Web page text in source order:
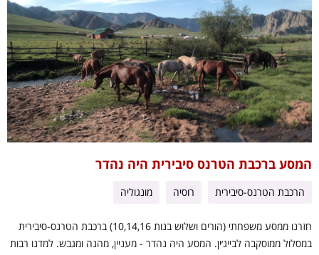
המסע ברכבת הטרנס סיבירית היה נהדר
הרכבת הטרנס-סיבירית רוסיה מונגוליה
חזרנו ממסע משפחתי (הורים ושלוש בנות 10,14,16) ברכבת הטרנס-סיבירית
במסלול ממוסקבה לבייג׳ין. המסע היה נהדר - מעניין, מהנה ומגבש. למדנו רבות